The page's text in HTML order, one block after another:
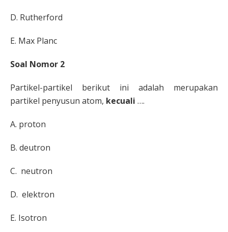
D. Rutherford
E. Max Planc
Soal Nomor 2
Partikel-partikel berikut ini adalah merupakan
partikel penyusun atom, kecuali ….
A. proton
B. deutron
C. neutron
D. elektron
E. Isotron